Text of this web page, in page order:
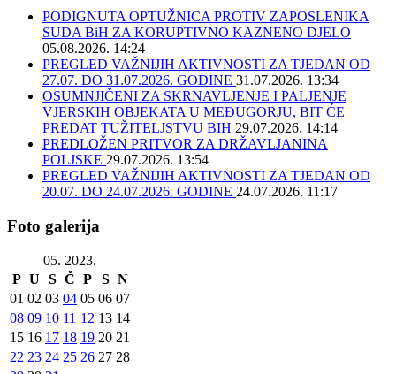
PODIGNUTA OPTUŽNICA PROTIV ZAPOSLENIKA
SUDA BiH ZA KORUPTIVNO KAZNENO DJELO
05.08.2026. 14:24
PREGLED VAŽNIJIH AKTIVNOSTI ZA TJEDAN OD
27.07. DO 31.07.2026. GODINE 31.07.2026. 13:34
OSUMNJIČENI ZA SKRNAVLJENJE I PALJENJE
VJERSKIH OBJEKATA U MEĐUGORJU, BIT ĆE
PREDAT TUŽITELJSTVU BIH 29.07.2026. 14:14
PREDLOŽEN PRITVOR ZA DRŽAVLJANINA
POLJSKE 29.07.2026. 13:54
PREGLED VAŽNIJIH AKTIVNOSTI ZA TJEDAN OD
20.07. DO 24.07.2026. GODINE 24.07.2026. 11:17
Foto galerija
05. 2023.
P U S Č P S N
01 02 03 04 05 06 07
08 09 10 11 12 13 14
15 16 17 18 19 20 21
22 23 24 25 26 27 28